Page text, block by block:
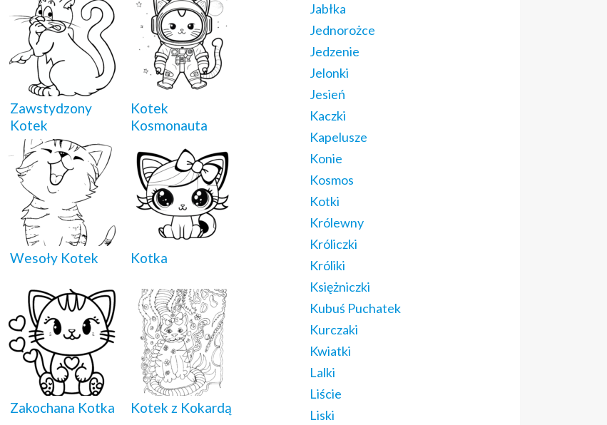
Zawstydzony
Kotek
Kotek
Kosmonauta
Wesoły Kotek Kotka
Zakochana Kotka Kotek z Kokardą
Jabłka
Jednorożce
Jedzenie
Jelonki
Jesień
Kaczki
Kapelusze
Konie
Kosmos
Kotki
Królewny
Króliczki
Króliki
Księżniczki
Kubuś Puchatek
Kurczaki
Kwiatki
Lalki
Liście
Liski